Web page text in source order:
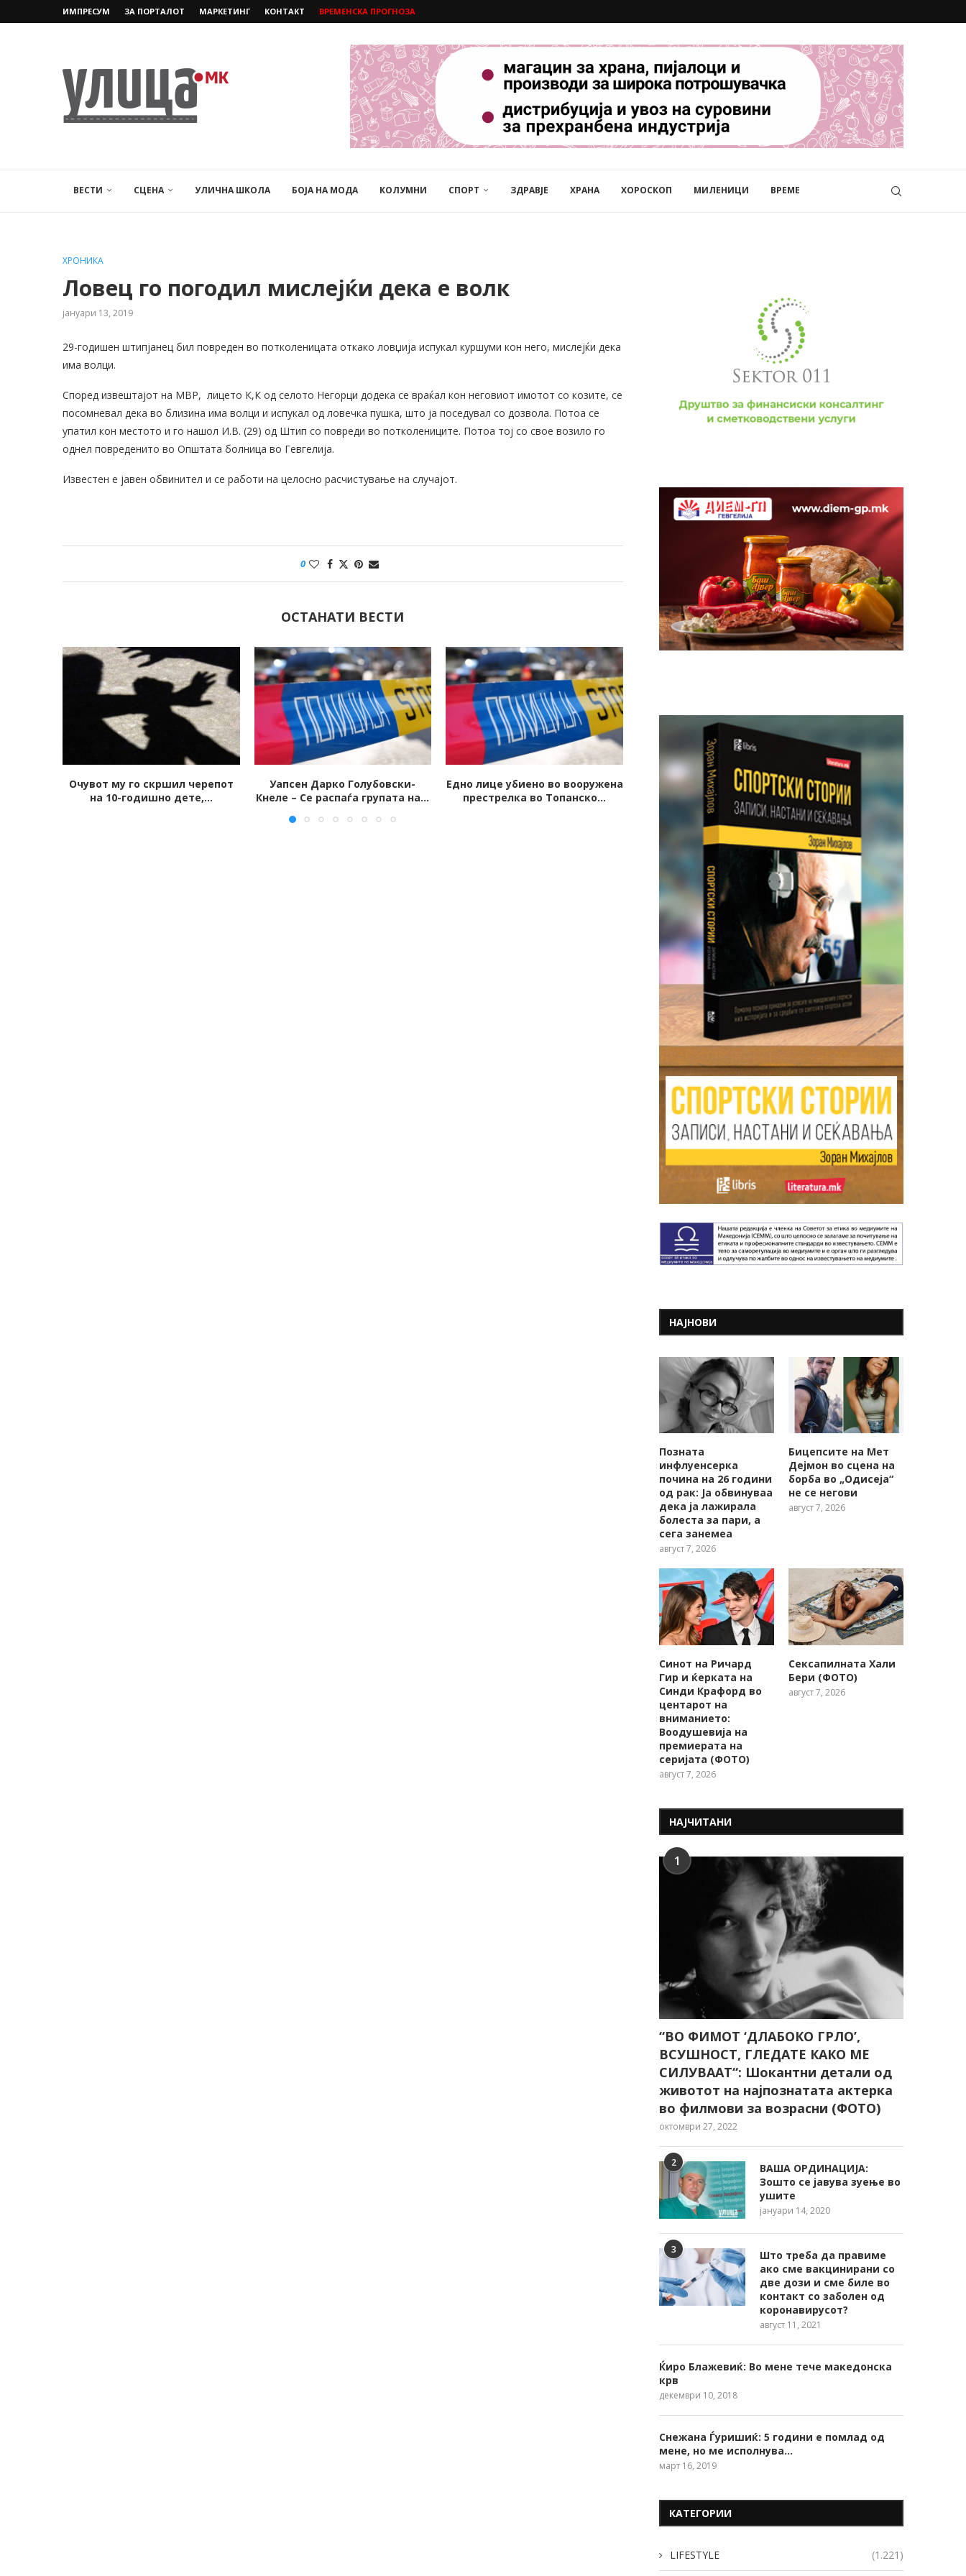
ИМПРЕСУМ ЗА ПОРТАЛОТ МАРКЕТИНГ КОНТАКТ ВРЕМЕНСКА ПРОГНОЗА
ВЕСТИ СЦЕНА УЛИЧНА ШКОЛА БОЈА НА МОДА КОЛУМНИ СПОРТ ЗДРАВЈЕ ХРАНА ХОРОСКОП МИЛЕНИЦИ ВРЕМЕ
ХРОНИКА
Ловец го погодил мислејќи дека е волк
јануари 13, 2019
29-годишен штипјанец бил повреден во потколеницата откако ловџија испукал куршуми кон него, мислејќи дека
има волци.
Според извештајот на МВР, лицето К,К од селото Негорци додека се враќал кон неговиот имотот со козите, се
посомневал дека во близина има волци и испукал од ловечка пушка, што ја поседувал со дозвола. Потоа се
упатил кон местото и го нашол И.В. (29) од Штип со повреди во потколениците. Потоа тој со свое возило го
однел повреденито во Општата болница во Гевгелија.
Известен е јавен обвинител и се работи на целосно расчистување на случајот.
0
ОСТАНАТИ ВЕСТИ
Уапсен Дарко Голубовски-
Кнеле – Се распаѓа групата на...
Едно лице убиено во вооружена
престрелка во Топанско...
Запален автомобил на јавен
обвинител од Скопје
Загина 22-годишна девојка на
„Партизанска“ – возачот во...
Вооружен грабеж во
во Градски парк,
НАЈНОВИ
Позната
инфлуенсерка
почина на 26 години
од рак: Ја обвинуваа
дека ја лажирала
болеста за пари, а
сега занемеа
август 7, 2026
Бицепсите на Мет
Дејмон во сцена на
борба во „Одисеја“
не се негови
август 7, 2026
Синот на Ричард
Гир и ќерката на
Синди Крафорд во
центарот на
вниманието:
Воодушевија на
премиерата на
серијата (ФОТО)
август 7, 2026
Сексапилната Хали
Бери (ФОТО)
август 7, 2026
НАЈЧИТАНИ
1
“ВО ФИМОТ ‘ДЛАБОКО ГРЛО’,
ВСУШНОСТ, ГЛЕДАТЕ КАКО МЕ
СИЛУВААТ“: Шокантни детали од
животот на најпознатата актерка
во филмови за возрасни (ФОТО)
октомври 27, 2022
2
ВАША ОРДИНАЦИЈА:
Зошто се јавува зуење во
ушите
јануари 14, 2020
3
Што треба да правиме
ако сме вакцинирани со
две дози и сме биле во
контакт со заболен од
коронавирусот?
август 11, 2021
Ќиро Блажевиќ: Во мене тече македонска
крв
декември 10, 2018
Снежана Ѓуришиќ: 5 години е помлад од
мене, но ме исполнува…
март 16, 2019
КАТЕГОРИИ
LIFESTYLE (1.221)